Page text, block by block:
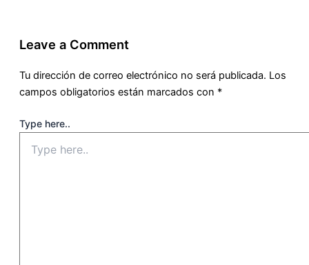
Leave a Comment
Tu dirección de correo electrónico no será publicada. Los
campos obligatorios están marcados con *
Type here..